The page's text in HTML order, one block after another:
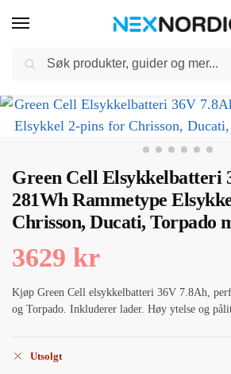
til
Kabler
Green Cell Elsykkelbatteri
281Wh Rammetype
Chrisson, Ducati, Torpado
3629 kr
Kjøp Green Cell elsykkelbatteri 36V 7.8Ah,
og Torpado. Inkluderer lader. Høy ytelse og
Utsolgt